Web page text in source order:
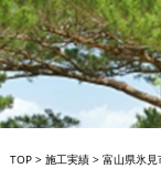
TOP> 施工実績> 富山県氷見